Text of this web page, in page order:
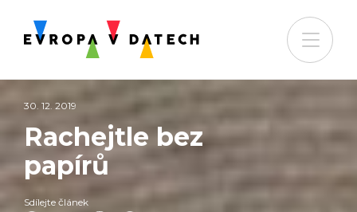
30. 12. 2019
Rachejtle bez
papírů
Sdílejte článek